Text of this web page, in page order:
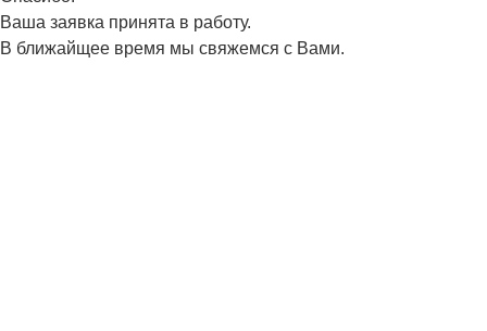
Ваша заявка принята в работу.
В ближайщее время мы свяжемся с Вами.